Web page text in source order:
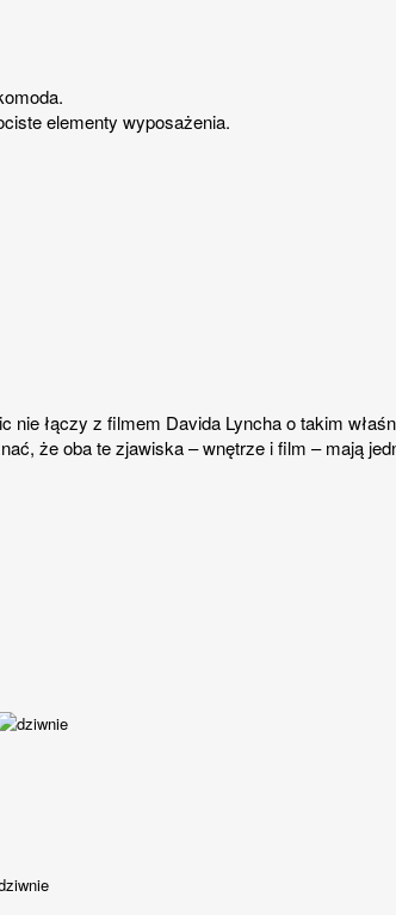
elementy wyposażenia.
łączy z filmem Davida Lyncha o takim
że oba te zjawiska – wnętrze i film – mają